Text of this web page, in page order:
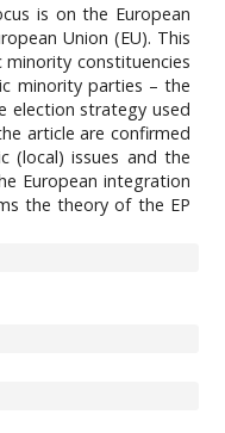
is on the European
Union (EU). This
constituencies
minority parties – the
election strategy used
article are confirmed
(local) issues and the
European integration
the theory of the EP